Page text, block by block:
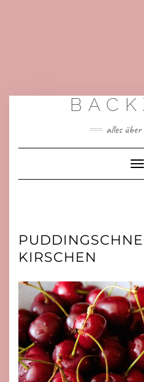
alles über
KIRSCHEN